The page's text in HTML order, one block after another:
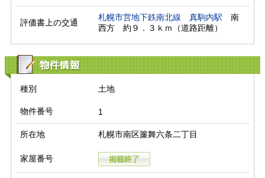
評価書上の交通
札幌市営地下鉄南北線 真駒内駅 南
西方　約９．３ｋｍ（道路距離）
物件情報
種別 土地
物件番号 1
所在地 札幌市南区簾舞六条二丁目
家屋番号